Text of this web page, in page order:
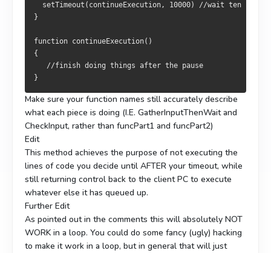
setTimeout(continueExecution, 10000) //wait ten
}
function continueExecution()
{
   //finish doing things after the pause
}
Make sure your function names still accurately describe
what each piece is doing (I.E. GatherInputThenWait and
CheckInput, rather than funcPart1 and funcPart2)
Edit
This method achieves the purpose of not executing the
lines of code you decide until AFTER your timeout, while
still returning control back to the client PC to execute
whatever else it has queued up.
Further Edit
As pointed out in the comments this will absolutely NOT
WORK in a loop. You could do some fancy (ugly) hacking
to make it work in a loop, but in general that will just